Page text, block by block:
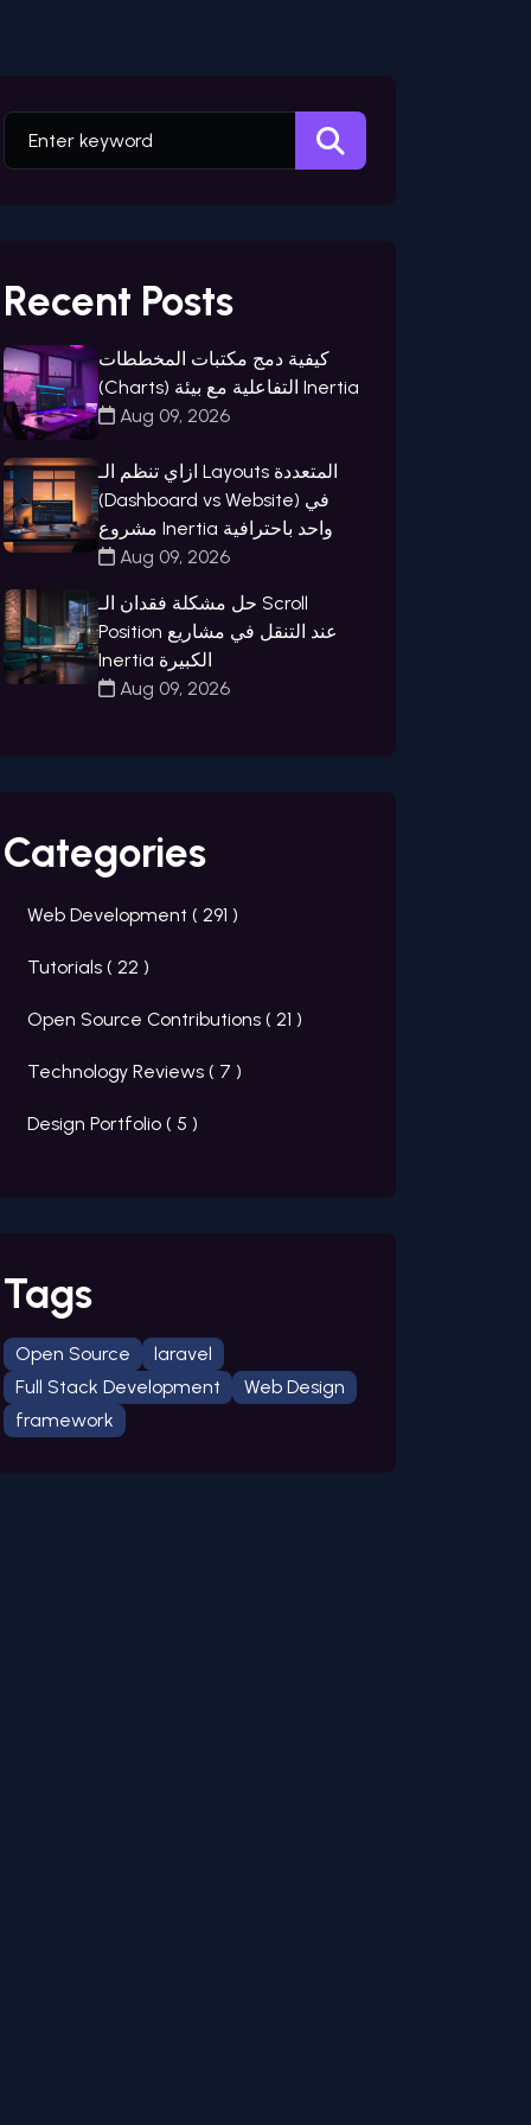
Recent Posts
كيفية دمج مكتبات المخططات
(Charts) التفاعلية مع بيئة Inertia
Aug 09, 2026
ازاي تنظم الـ Layouts المتعددة
(Dashboard vs Website) في
مشروع Inertia واحد باحترافية
Aug 09, 2026
حل مشكلة فقدان الـ Scroll
Position عند التنقل في مشاريع
Inertia الكبيرة
Aug 09, 2026
Categories
Web Development ( 291 )
Tutorials ( 22 )
Open Source Contributions ( 21 )
Technology Reviews ( 7 )
Design Portfolio ( 5 )
Tags
Open Source
laravel
Full Stack Development
Web Design
framework